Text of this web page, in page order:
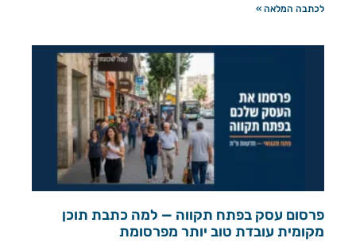
לכתבה המלאה »
פרסום עסק בפתח תקווה — למה כתבת תוכן
מקומית עובדת טוב יותר מפרסומת